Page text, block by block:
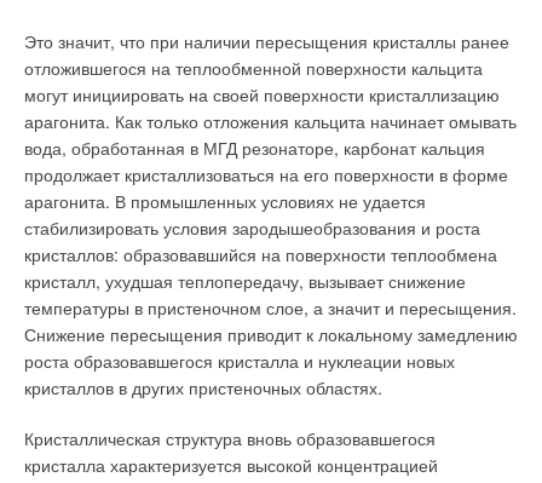
Это значит, что при наличии пересыщения кристаллы ранее
отложившегося на теплообменной поверхности кальцита
могут инициировать на своей поверхности кристаллизацию
арагонита. Как только отложения кальцита начинает омывать
вода, обработанная в МГД резонаторе, карбонат кальция
продолжает кристаллизоваться на его поверхности в форме
арагонита. В промышленных условиях не удается
стабилизировать условия зародышеобразования и роста
кристаллов: образовавшийся на поверхности теплообмена
кристалл, ухудшая теплопередачу, вызывает снижение
температуры в пристеночном слое, а значит и пересыщения.
Снижение пересыщения приводит к локальному замедлению
роста образовавшегося кристалла и нуклеации новых
кристаллов в других пристеночных областях.
Кристаллическая структура вновь образовавшегося
кристалла характеризуется высокой концентрацией